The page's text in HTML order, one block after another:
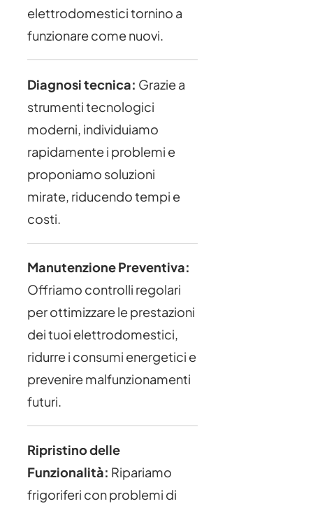
elettrodomestici tornino a
funzionare come nuovi.
Diagnosi tecnica: Grazie a
strumenti tecnologici
moderni, individuiamo
rapidamente i problemi e
proponiamo soluzioni
mirate, riducendo tempi e
costi.
Manutenzione Preventiva:
Offriamo controlli regolari
per ottimizzare le prestazioni
dei tuoi elettrodomestici,
ridurre i consumi energetici e
prevenire malfunzionamenti
futuri.
Ripristino delle
Funzionalità: Ripariamo
frigoriferi con problemi di